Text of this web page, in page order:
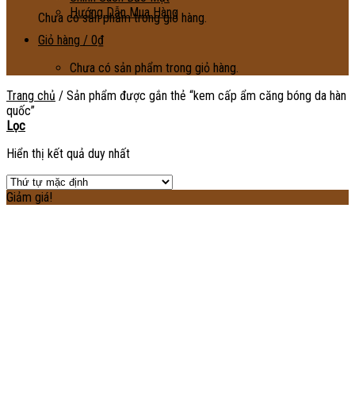
Chưa có sản phẩm trong giỏ hàng.
Hướng Dẫn Mua Hàng
Giỏ hàng / 0₫
Chưa có sản phẩm trong giỏ hàng.
Trang chủ / Sản phẩm được gắn thẻ “kem cấp ẩm căng bóng da hàn
quốc”
Lọc
Hiển thị kết quả duy nhất
Giảm giá!